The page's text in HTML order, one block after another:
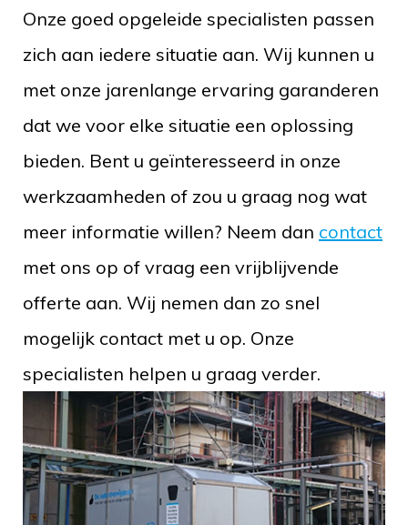
Onze goed opgeleide specialisten passen
zich aan iedere situatie aan. Wij kunnen u
met onze jarenlange ervaring garanderen
dat we voor elke situatie een oplossing
bieden. Bent u geïnteresseerd in onze
werkzaamheden of zou u graag nog wat
meer informatie willen? Neem dan contact
met ons op of vraag een vrijblijvende
offerte aan. Wij nemen dan zo snel
mogelijk contact met u op. Onze
specialisten helpen u graag verder.